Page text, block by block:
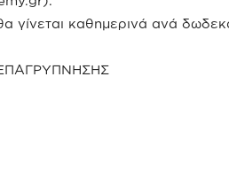
γίνεται καθημερινά ανά